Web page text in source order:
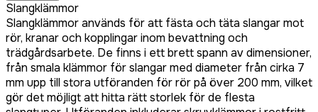
Slangklämmor
Slangklämmor används för att fästa och täta slangar mot
rör, kranar och kopplingar inom bevattning och
trädgårdsarbete. De finns i ett brett spann av dimensioner,
från smala klämmor för slangar med diameter från cirka 7
mm upp till stora utföranden för rör på över 200 mm, vilket
gör det möjligt att hitta rätt storlek för de flesta